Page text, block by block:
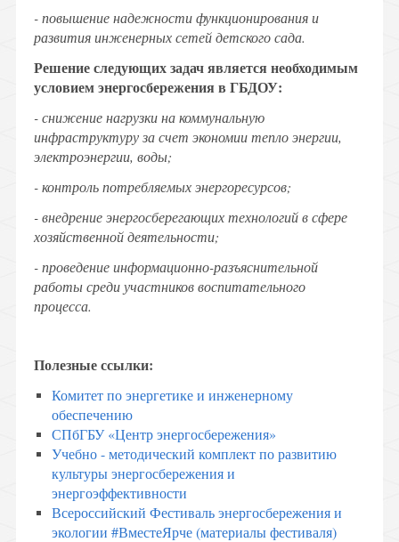
- повышение надежности функционирования и
развития инженерных сетей детского сада.
Решение следующих задач является необходимым
условием энергосбережения в ГБДОУ:
- снижение нагрузки на коммунальную
инфраструктуру за счет экономии тепло энергии,
электроэнергии, воды;
- контроль потребляемых энергоресурсов;
- внедрение энергосберегающих технологий в сфере
хозяйственной деятельности;
- проведение информационно-разъяснительной
работы среди участников воспитательного
процесса.
Полезные ссылки:
Комитет по энергетике и инженерному
обеспечению
СПбГБУ «Центр энергосбережения»
Учебно - методический комплект по развитию
культуры энергосбережения и
энергоэффективности
Всероссийский Фестиваль энергосбережения и
экологии #ВместеЯрче (материалы фестиваля)